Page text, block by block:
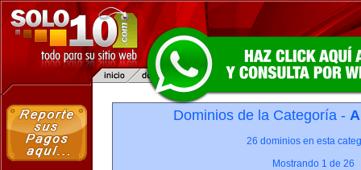
Dominios de la Categoría -
26 dominios en esta
Mostrando 1 de 26